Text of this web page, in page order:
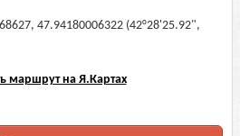
47.94180006322 (42°28'25.92",
маршрут на Я.Картах